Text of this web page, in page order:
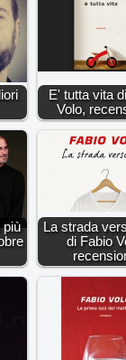
E' tutta vita
Volo,
più
La strada
di Fabio